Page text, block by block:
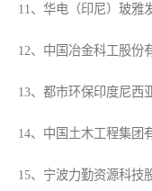
11、华电（印尼）玻雅
12、中国冶金科工股份
13、都市环保印度尼西
14、中国土木工程集团
15、宁波力勤资源科技